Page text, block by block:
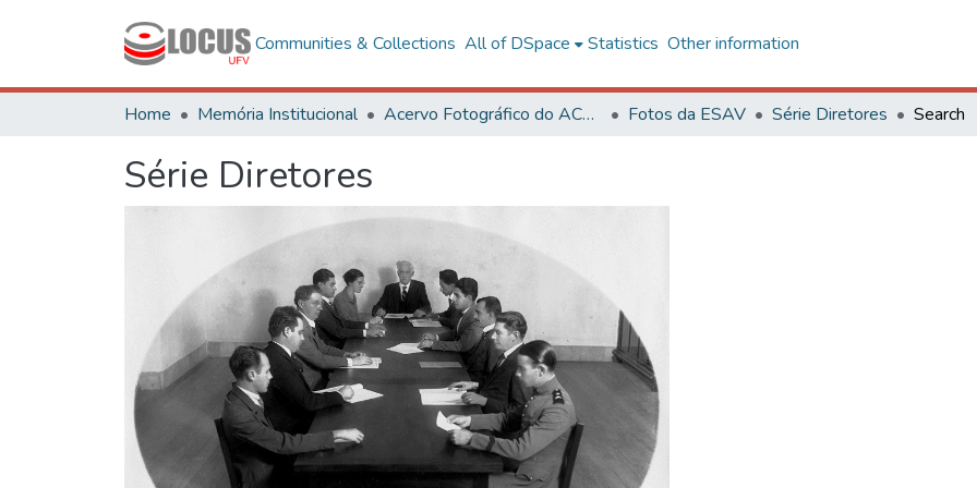
Communities & Collections All of DSpace Statistics Other information
Home Memória Institucional Acervo Fotográfico do ACH-UFV Fotos da ESAV Série Diretores Search
Série Diretores